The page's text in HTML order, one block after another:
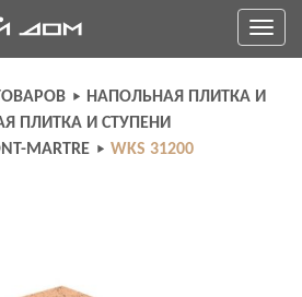
Toggle
НАПОЛЬНАЯ ПЛИТКА И
ПЛИТКА И СТУПЕНИ
MARTRE WKS 31200